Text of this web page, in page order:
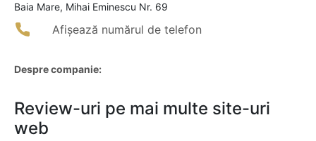
Baia Mare, Mihai Eminescu Nr. 69
Afișează numărul de telefon
Despre companie:
Review-uri pe mai multe site-uri
web